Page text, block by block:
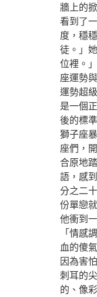
牆上的
看到了
度，穩
徒。」
位裡。
座運勢
運勢超
是一個
後的標
獅子座
座們，
合原地
語，感
分之二
份單戀
他衝到
「情感
血的傻
因為害
刺耳的
的、像